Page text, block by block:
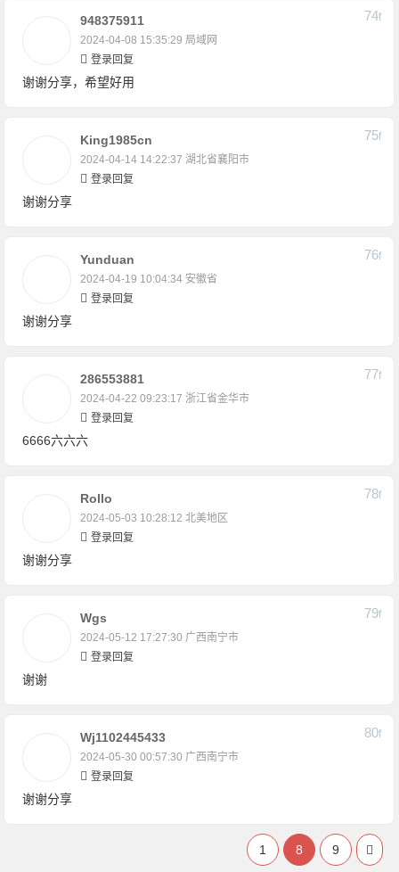
948375911
2024-04-08 15:35:29 局域网
74F
登录回复
谢谢分享，希望好用
King1985cn
2024-04-14 14:22:37 湖北省襄阳市
75F
登录回复
谢谢分享
Yunduan
2024-04-19 10:04:34 安徽省
76F
登录回复
谢谢分享
286553881
2024-04-22 09:23:17 浙江省金华市
77F
登录回复
6666六六六
Rollo
2024-05-03 10:28:12 北美地区
78F
登录回复
谢谢分享
Wgs
2024-05-12 17:27:30 广西南宁市
79F
登录回复
谢谢
Wj1102445433
2024-05-30 00:57:30 广西南宁市
80F
登录回复
谢谢分享
1 8 9